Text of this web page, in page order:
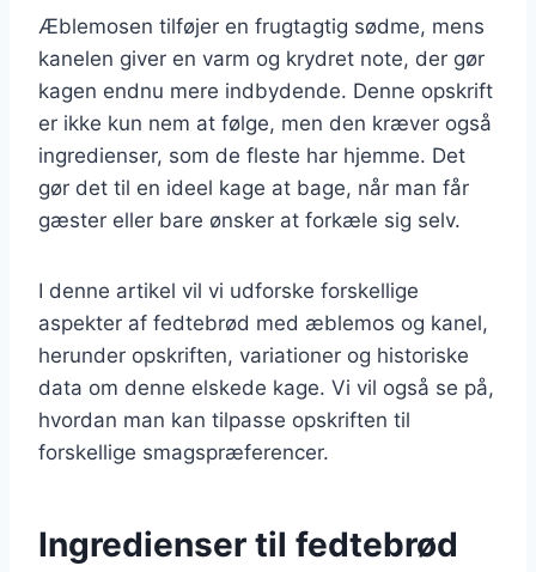
Æblemosen tilføjer en frugtagtig sødme, mens
kanelen giver en varm og krydret note, der gør
kagen endnu mere indbydende. Denne opskrift
er ikke kun nem at følge, men den kræver også
ingredienser, som de fleste har hjemme. Det
gør det til en ideel kage at bage, når man får
gæster eller bare ønsker at forkæle sig selv.
I denne artikel vil vi udforske forskellige
aspekter af fedtebrød med æblemos og kanel,
herunder opskriften, variationer og historiske
data om denne elskede kage. Vi vil også se på,
hvordan man kan tilpasse opskriften til
forskellige smagspræferencer.
Ingredienser til fedtebrød